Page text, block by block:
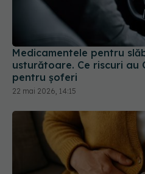
Medicamentele pentru
usturătoare. Ce riscuri au
pentru șoferi
22 mai 2026, 14:15